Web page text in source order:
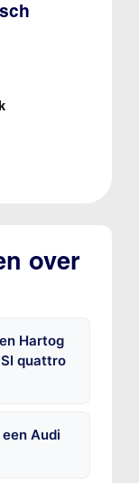
over
Hartog
quattro
Audi